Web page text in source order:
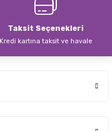
Taksit Seçenekleri
Kredi kartına taksit ve havale